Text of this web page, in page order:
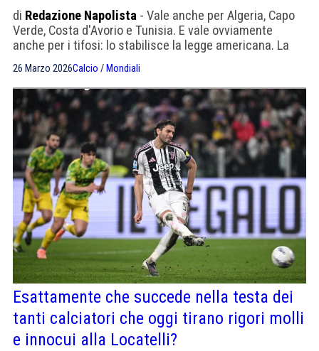
di Redazione Napolista - Vale anche per Algeria, Capo
Verde, Costa d'Avorio e Tunisia. E vale ovviamente
anche per i tifosi: lo stabilisce la legge americana. La
26 Marzo 2026Calcio / Mondiali
Esattamente che succede nella testa dei
tanti calciatori che oggi tirano rigori molli
e innocui alla Locatelli?